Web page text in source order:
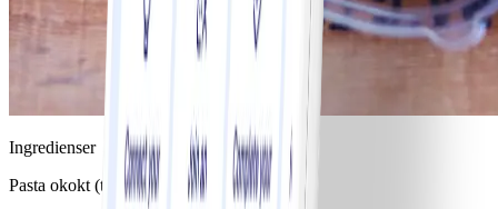
Ingredienser
Pasta okokt (typ penne)